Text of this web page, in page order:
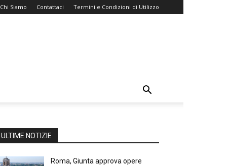
Chi Siamo Contattaci Termini e Condizioni di Utilizzo
ULTIME NOTIZIE
Roma, Giunta approva opere